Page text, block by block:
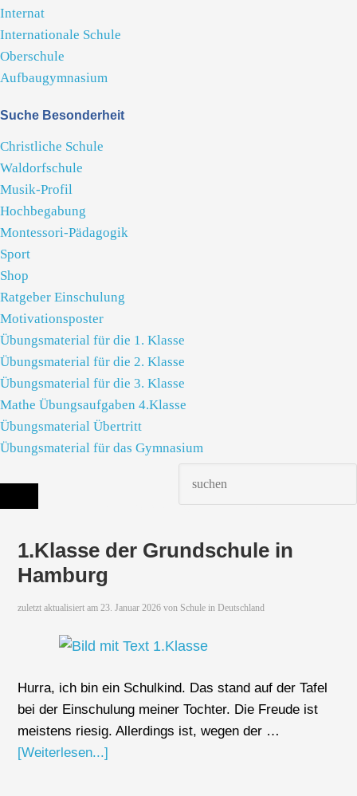
Internat
Internationale Schule
Oberschule
Aufbaugymnasium
Suche Besonderheit
Christliche Schule
Waldorfschule
Musik-Profil
Hochbegabung
Montessori-Pädagogik
Sport
Shop
Ratgeber Einschulung
Motivationsposter
Übungsmaterial für die 1. Klasse
Übungsmaterial für die 2. Klasse
Übungsmaterial für die 3. Klasse
Mathe Übungsaufgaben 4.Klasse
Übungsmaterial Übertritt
Übungsmaterial für das Gymnasium
Die richtige Schule finden - dein Infoportal zur Schulsuche in Deutschland
1.Klasse der Grundschule in
Hamburg
zuletzt aktualisiert am23. Januar 2026 von Schule in Deutschland
Hurra, ich bin ein Schulkind. Das stand auf der Tafel
bei der Einschulung meiner Tochter. Die Freude ist
meistens riesig. Allerdings ist, wegen der …
[Weiterlesen...]